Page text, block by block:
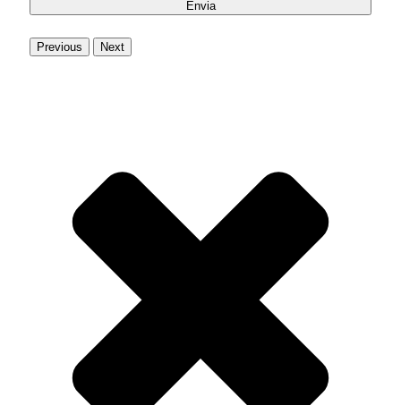
Previous Next